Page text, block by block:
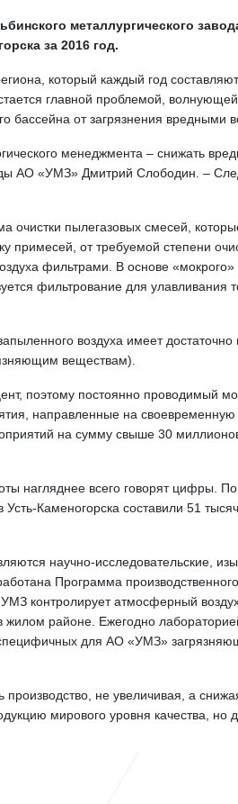
металлургического
за 2016 год.
который каждый год
главной проблемой,
от загрязнения вредными
менеджмента – снижать
АО «УМЗ» Дмитрий Слободин. –
очистки пылегазовых смесей,
примесей, от требуемой сте­пени
фильтрами. В основе
фильтрование для улавливания
воздуха имеет
веществам).
поэтому постоянно проводимый
направленные на
на сумму свыше 30
нагляднее всего говорят цифры.
Усть-Каменогорска составили 51
научно-исследовательские,
Программа
контролирует атмос­ферный
районе. Ежегодно
для АО «УМЗ»
производство, не увеличивая, а
мирового уровня качества,